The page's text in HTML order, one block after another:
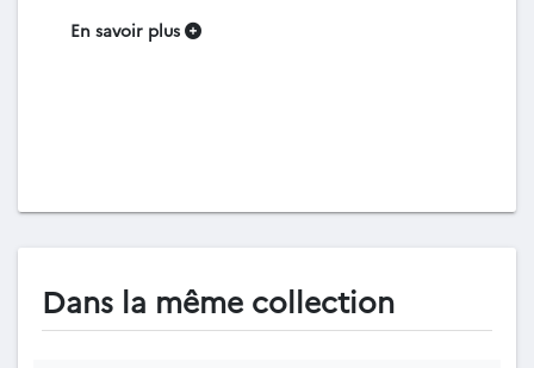
En savoir plus
Dans la même collection